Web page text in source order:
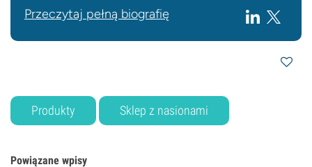
Przeczytaj pełną biografię
Produkty Sklep z nasionami
Powiązane wpisy